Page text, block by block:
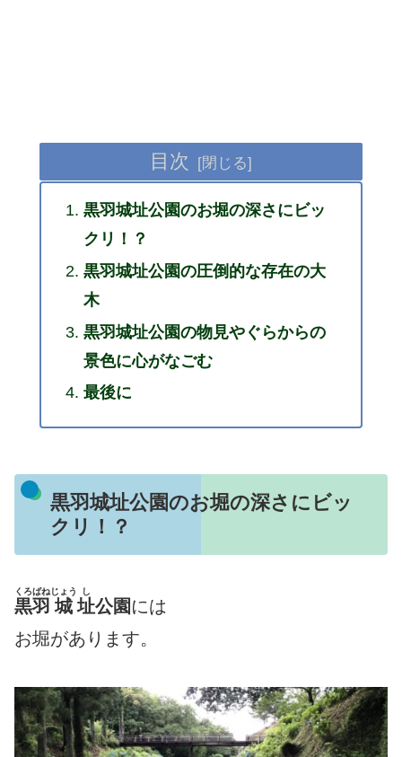
目次
黒羽城址公園のお堀の深さにビッ
クリ！？
黒羽城址公園の圧倒的な存在の大
木
黒羽城址公園の物見やぐらからの
景色に心がなごむ
最後に
黒羽城址公園のお堀の深さにビッ
クリ！？
黒羽
くろばね
城
じょう
址
し
公園 には
お堀があります。